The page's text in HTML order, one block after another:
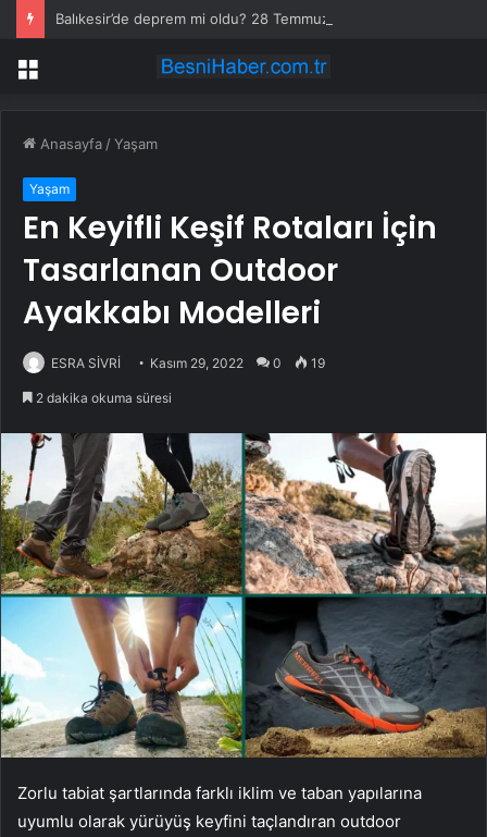
Menü
Anasayfa /Yaşam
Yaşam
En Keyifli Keşif Rotaları İçin
Tasarlanan Outdoor
Ayakkabı Modelleri
ESRA SİVRİ Kasım 29, 2022 0 19
2 dakika okuma süresi
Zorlu tabiat şartlarında farklı iklim ve taban yapılarına
uyumlu olarak yürüyüş keyfini taçlandıran outdoor